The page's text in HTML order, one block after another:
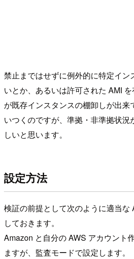
禁止まではせずに例外的に特定イン
いとか、あるいは許可された AMI
が既存インスタンスの棚卸しが出来
いつくのですが、準拠・非準拠状
しいと思います。
設定方法
検証の前提として次のように適当な
しておきます。
Amazon と自分の AWS アカウント
ますが、監査モードで設定します。